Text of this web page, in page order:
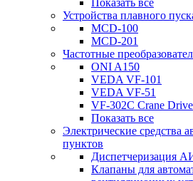
Показать все
Устройства плавного
MCD-100
MCD-201
Частотные
ONI A150
VEDA VF-101
VEDA VF-51
VF-302C Crane Drive
Показать все
Электрические средства
пунктов
Диспетчеризация
Клапаны для